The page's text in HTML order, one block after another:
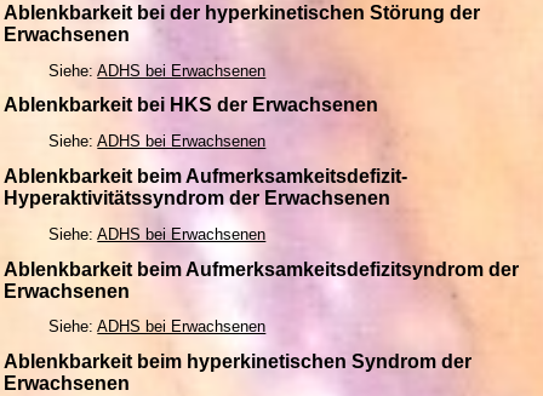
Ablenkbarkeit bei der hyperkinetischen Störung der
Erwachsenen
Siehe:ADHS bei Erwachsenen
Ablenkbarkeit bei HKS der Erwachsenen
Siehe:ADHS bei Erwachsenen
Ablenkbarkeit beim Aufmerksamkeitsdefizit-
Hyperaktivitätssyndrom der Erwachsenen
Siehe:ADHS bei Erwachsenen
Ablenkbarkeit beim Aufmerksamkeitsdefizitsyndrom der
Erwachsenen
Siehe:ADHS bei Erwachsenen
Ablenkbarkeit beim hyperkinetischen Syndrom der
Erwachsenen